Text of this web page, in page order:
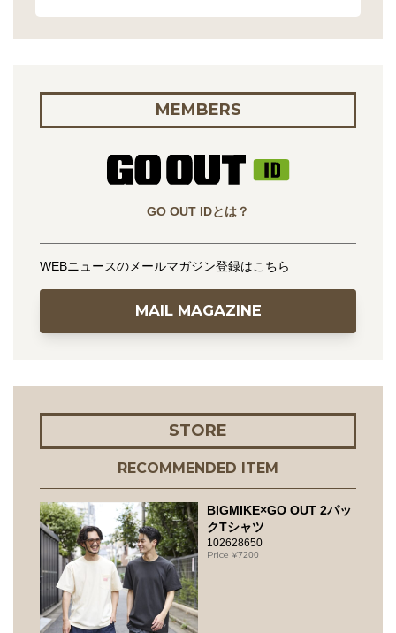
MEMBERS
GO OUT IDとは？
WEBニュースのメールマガジン登録はこちら
MAIL MAGAZINE
STORE
RECOMMENDED ITEM
BIGMIKE×GO OUT 2パッ
クTシャツ
102628650
7200